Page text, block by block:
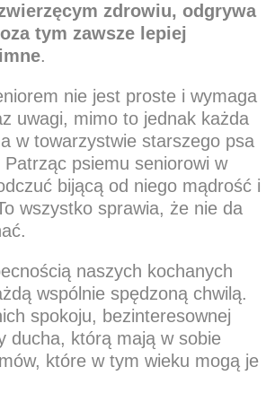
zdrowiu, odgrywa
tym zawsze lepiej
.
nie jest proste i wymaga
uwagi, mimo to jednak każda
w towarzystwie starszego psa
psiemu seniorowi w
bijącą od niego mądrość i
wszystko sprawia, że nie da
naszych kochanych
wspólnie spędzoną chwilą.
spokoju, bezinteresownej
ducha, którą mają w sobie
które w tym wieku mogą je